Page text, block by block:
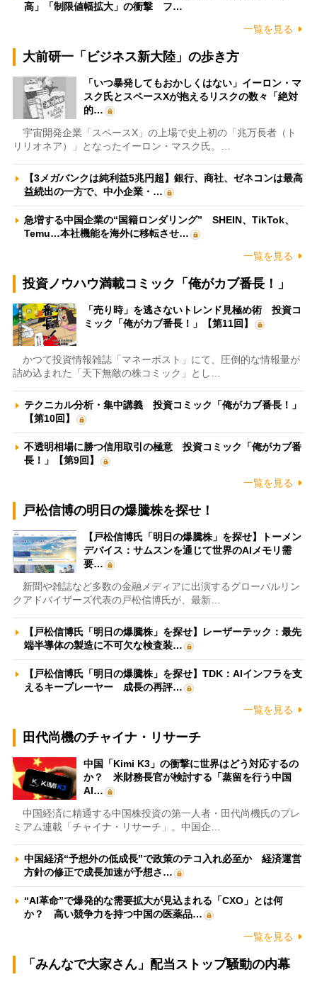
高」「制限値幅拡大」の衝撃 フ…
一覧を見る
大前研一「ビジネス新大陸」の歩き方
「いつ暴発してもおかしくはない」イーロン・マ
スク氏とスペースXが抱えるリスクの数々「絶対
的…
宇宙開発企業「スペースX」の上場で史上初の「兆万長者（ト
リリオネア）」となったイーロン・マスク氏。…
【3メガバンクは純利益5兆円超】銀行、商社、ゼネコンは最高
益続出の一方で、中小企業・…
急増する中国企業の“国籍ロンダリング” SHEIN、TikTok、
Temu…本社機能を海外に移転させ…
一覧を見る
投資ノウハウ満載コミック「俺がカブ番長！」
「売り時」を逃さないトレンド見極め術 投資コ
ミック「俺がカブ番長！」【第11回】
かつて投資情報雑誌「マネーポスト」にて、圧倒的な情報量が
詰め込まれた「天下無敵の株コミック」とし…
テクニカル分析・集中講義 投資コミック「俺がカブ番長！」
【第10回】
不透明相場に勝つ信用取引の極意 投資コミック「俺がカブ番
長！」【第9回】
一覧を見る
戸松信博の明日の爆騰株を探せ！
【戸松信博氏「明日の爆騰株」を探せ】トーメン
デバイス：サムスンを通じて世界のAIメモリ需
要…
新聞や雑誌など多数の金融メディアに出演するグローバルリン
クアドバイザーズ代表の戸松信博氏が、最新…
【戸松信博氏「明日の爆騰株」を探せ】レーザーテック：最先
端半導体の製造に不可欠な検査装…
【戸松信博氏「明日の爆騰株」を探せ】TDK：AIインフラを支
えるキープレーヤー 成長の再評…
一覧を見る
田代尚機のチャイナ・リサーチ
中国「Kimi K3」の衝撃に世界はどう対応するの
か？ 米財務長官が検討する「蒸留を行う中国
AI…
中国経済に精通する中国株投資の第一人者・田代尚機氏のプレ
ミアム連載「チャイナ・リサーチ」。中国企…
中国経済“予想外の低成長”で政策のテコ入れ必至か 経済運営
方針の修正で成長加速が予想さ…
“AI革命”で爆発的な需要拡大が見込まれる「CXO」とは何
か？ 高い競争力を持つ中国の医薬品…
一覧を見る
「みんなで大家さん」配当ストップ騒動の内幕